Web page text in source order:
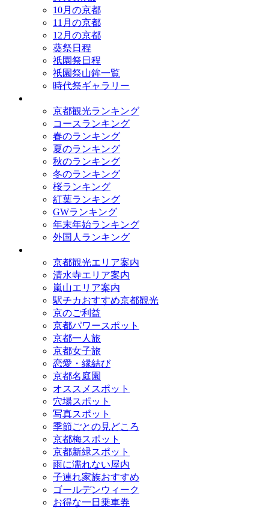
10月の京都
11月の京都
12月の京都
葵祭日程
祇園祭日程
祇園祭山鉾一覧
時代祭ギャラリー
京都観光ランキング
コースランキング
春のランキング
夏のランキング
秋のランキング
冬のランキング
桜ランキング
紅葉ランキング
GWランキング
年末年始ランキング
外国人ランキング
京都観光エリア案内
清水寺エリア案内
嵐山エリア案内
駅チカおすすめ京都観光
京のご利益
京都パワースポット
京都一人旅
京都女子旅
恋愛・縁結び
京都名庭園
オススメスポット
穴場スポット
写真スポット
季節ごとの見どころ
京都梅スポット
京都新緑スポット
雨に濡れない屋内
子連れ家族おすすめ
ゴールデンウィーク
お得な一日乗車券